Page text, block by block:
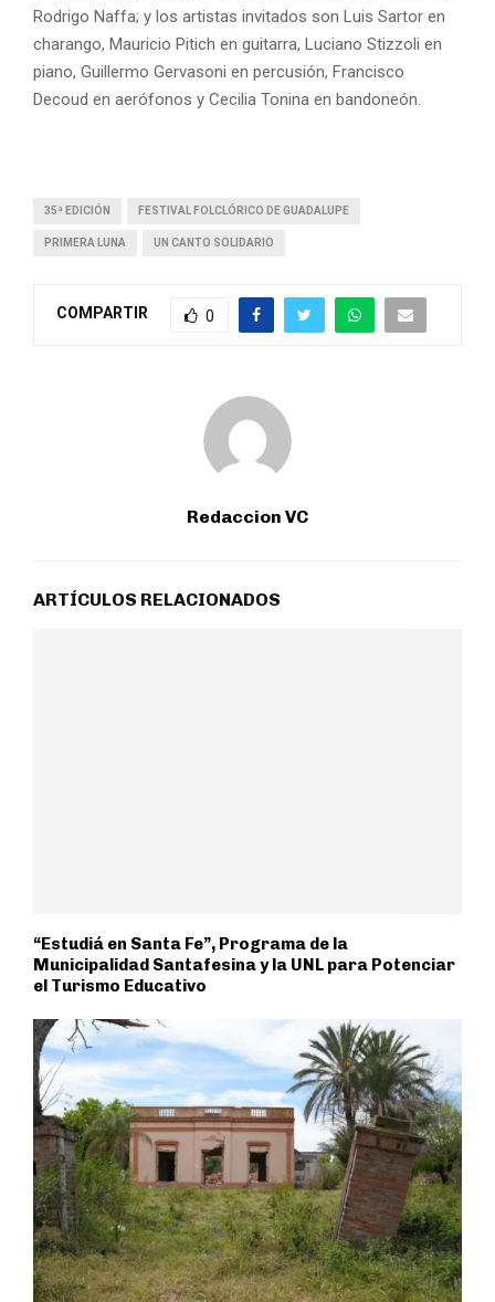
Rodrigo Naffa; y los artistas invitados son Luis Sartor en
charango, Mauricio Pitich en guitarra, Luciano Stizzoli en
piano, Guillermo Gervasoni en percusión, Francisco
Decoud en aerófonos y Cecilia Tonina en bandoneón.
35ª EDICIÓN FESTIVAL FOLCLÓRICO DE GUADALUPE
PRIMERA LUNA UN CANTO SOLIDARIO
COMPARTIR 0
Redaccion VC
ARTÍCULOS RELACIONADOS
“Estudiá en Santa Fe”, Programa de la
Municipalidad Santafesina y la UNL para Potenciar
el Turismo Educativo